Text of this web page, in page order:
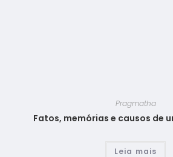
Pragmatha
Fatos, memórias e causos de
Leia mais